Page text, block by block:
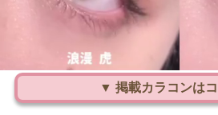
▼ 掲載カラコンは